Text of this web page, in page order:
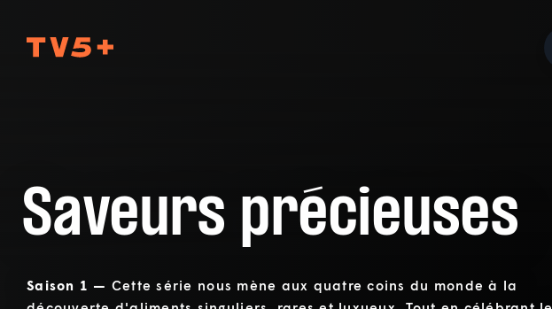
Saveurs précieuses
Saison 1 — Cette série nous mène aux quatre coins du monde à la